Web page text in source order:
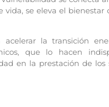
se eleva el bienestar
la transición
que lo hacen
en la prestación de los